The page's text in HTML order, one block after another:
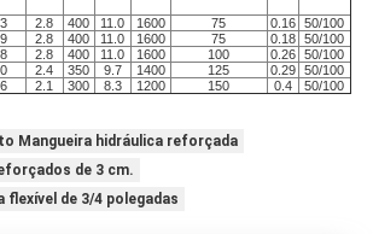
2.8 400 11.0 1600 75 0.16
50/100
2.8 400 11.0 1600 75 0.18
50/100
2.8 400 11.0 1600 100 0.26
50/100
2.4 350 9.7 1400 125 0.29
50/100
2.1 300 8.3 1200 150 0.4 50/100
Mangueira hidráulica reforçada
de 3 cm.
flexível de 3/4 polegadas